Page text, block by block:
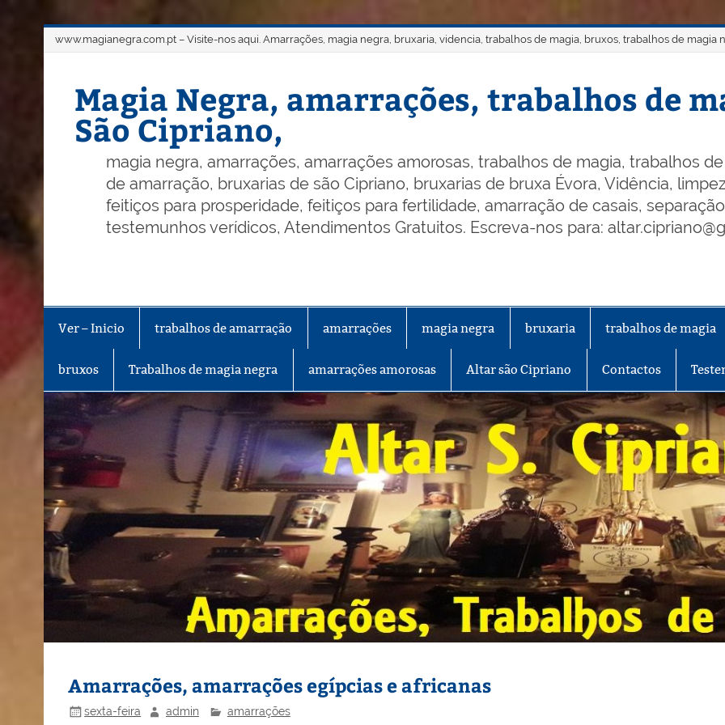
www.magianegra.com.pt – Visite-nos aqui. Amarrações, magia negra, bruxaria, videncia, trabalhos de magia, bruxos, trabalhos de magia
Magia Negra, amarrações, trabalhos de
São Cipriano,
magia negra, amarrações, amarrações amorosas, trabalhos de magia, trabalhos
de amarração, bruxarias de são Cipriano, bruxarias de bruxa Évora, Vidência,
feitiços para prosperidade, feitiços para fertilidade, amarração de casais,
testemunhos verídicos, Atendimentos Gratuitos. Escreva-nos para:
Ver – Inicio trabalhos de amarração amarrações magia negra bruxaria trabalhos de magia
bruxos Trabalhos de magia negra amarrações amorosas Altar são Cipriano Contactos
Amarrações, amarrações egípcias e africanas
sexta-feira admin amarrações